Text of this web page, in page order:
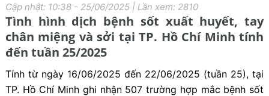
Cập nhật: 10:38 - 25/06/2025 | Lần xem: 2810
Tình hình dịch bệnh sốt xuất huyết, tay
chân miệng và sởi tại TP. Hồ Chí Minh tính
đến tuần 25/2025
Tính từ ngày 16/06/2025 đến 22/06/2025 (tuần 25), tại
TP. Hồ Chí Minh ghi nhận 507 trường hợp mắc bệnh sốt